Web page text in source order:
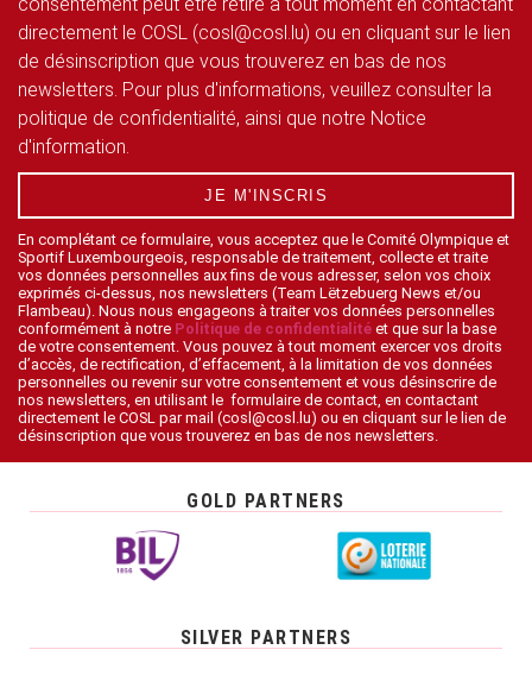
directement le COSL (cosl@cosl.lu) ou en cliquant sur le lien
de désinscription que vous trouverez en bas de nos
newsletters. Pour plus d'informations, veuillez consulter la
politique de confidentialité, ainsi que notre Notice
d'information.
JE M'INSCRIS
En complétant ce formulaire, vous acceptez que le Comité Olympique et
Sportif Luxembourgeois, responsable de traitement, collecte et traite
vos données personnelles aux fins de vous adresser, selon vos choix
exprimés ci-dessus, nos newsletters (Team Lëtzebuerg News et/ou
Flambeau). Nous nous engageons à traiter vos données personnelles
conformément à notre Politique de confidentialité et que sur la base
de votre consentement. Vous pouvez à tout moment exercer vos droits
d’accès, de rectification, d’effacement, à la limitation de vos données
personnelles ou revenir sur votre consentement et vous désinscrire de
nos newsletters, en utilisant le formulaire de contact, en contactant
directement le COSL par mail (cosl@cosl.lu) ou en cliquant sur le lien de
désinscription que vous trouverez en bas de nos newsletters.
GOLD PARTNERS
SILVER PARTNERS